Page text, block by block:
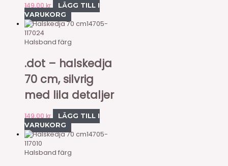
149,00 kr
LÄGG TILL I
VARUKORG
14705-
117024
Halsband färg
.dot – halskedja
70 cm, silvrig
med lila detaljer
149,00 kr
LÄGG TILL I
VARUKORG
14705-
117010
Halsband färg